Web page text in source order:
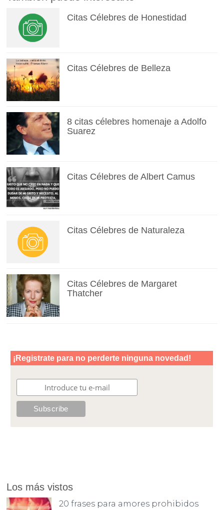
Citas Célebres de Honestidad
Citas Célebres de Belleza
8 citas célebres homenaje a Adolfo
Suarez
Citas Célebres de Albert Camus
Citas Célebres de Naturaleza
Citas Célebres de Margaret
Thatcher
Los más vistos
20 frases para amores prohibidos